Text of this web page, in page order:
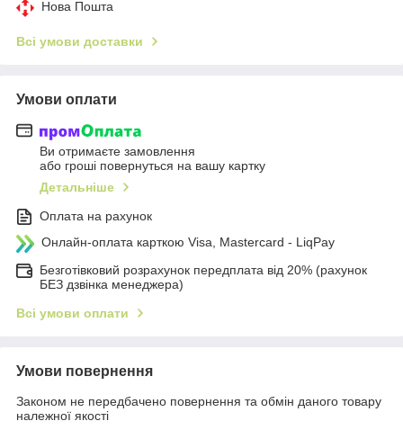
Нова Пошта
Всі умови доставки
Умови оплати
Ви отримаєте замовлення
або гроші повернуться на вашу картку
Детальніше
Оплата на рахунок
Онлайн-оплата карткою Visa, Mastercard - LiqPay
Безготівковий розрахунок передплата від 20% (рахунок
БЕЗ дзвінка менеджера)
Всі умови оплати
Умови повернення
Законом не передбачено повернення та обмін даного товару
належної якості